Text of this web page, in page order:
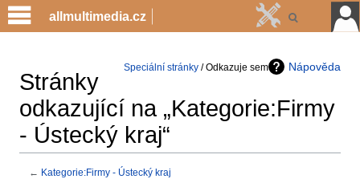
Nápověda
Speciální stránky / Odkazuje sem
Stránky
odkazující na „Kategorie:Firmy
- Ústecký kraj“
← Kategorie:Firmy - Ústecký kraj
allmultimedia.cz